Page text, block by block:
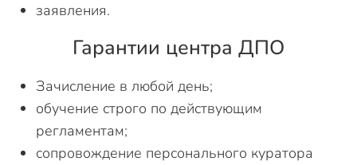
заявления.
Гарантии центра ДПО
Зачисление в любой день;
обучение строго по действующим
регламентам;
сопровождение персонального куратора